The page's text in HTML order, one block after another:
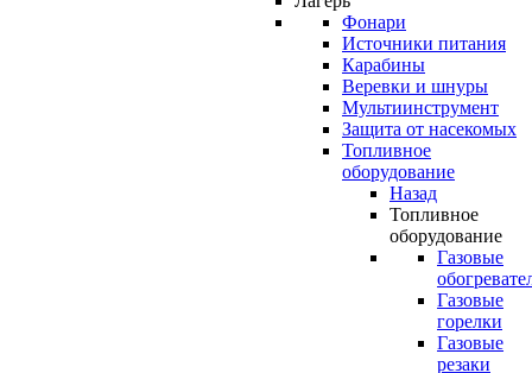
Фонари
Источники питания
Карабины
Веревки и шнуры
Мультиинструмент
Защита от насекомых
Топливное
оборудование
Назад
Топливное
оборудование
Газовые
Газовые
горелки
Газовые
резаки